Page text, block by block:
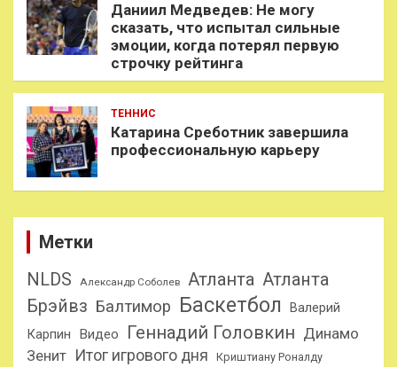
Даниил Медведев: Не могу
сказать, что испытал сильные
эмоции, когда потерял первую
строчку рейтинга
ТЕННИС
Катарина Среботник завершила
профессиональную карьеру
Метки
NLDS
Александр Соболев Атланта Атланта
Брэйвз Балтимор Баскетбол
Валерий
Карпин
Видео Геннадий Головкин Динамо
Зенит Итог игрового дня Криштиану Роналду